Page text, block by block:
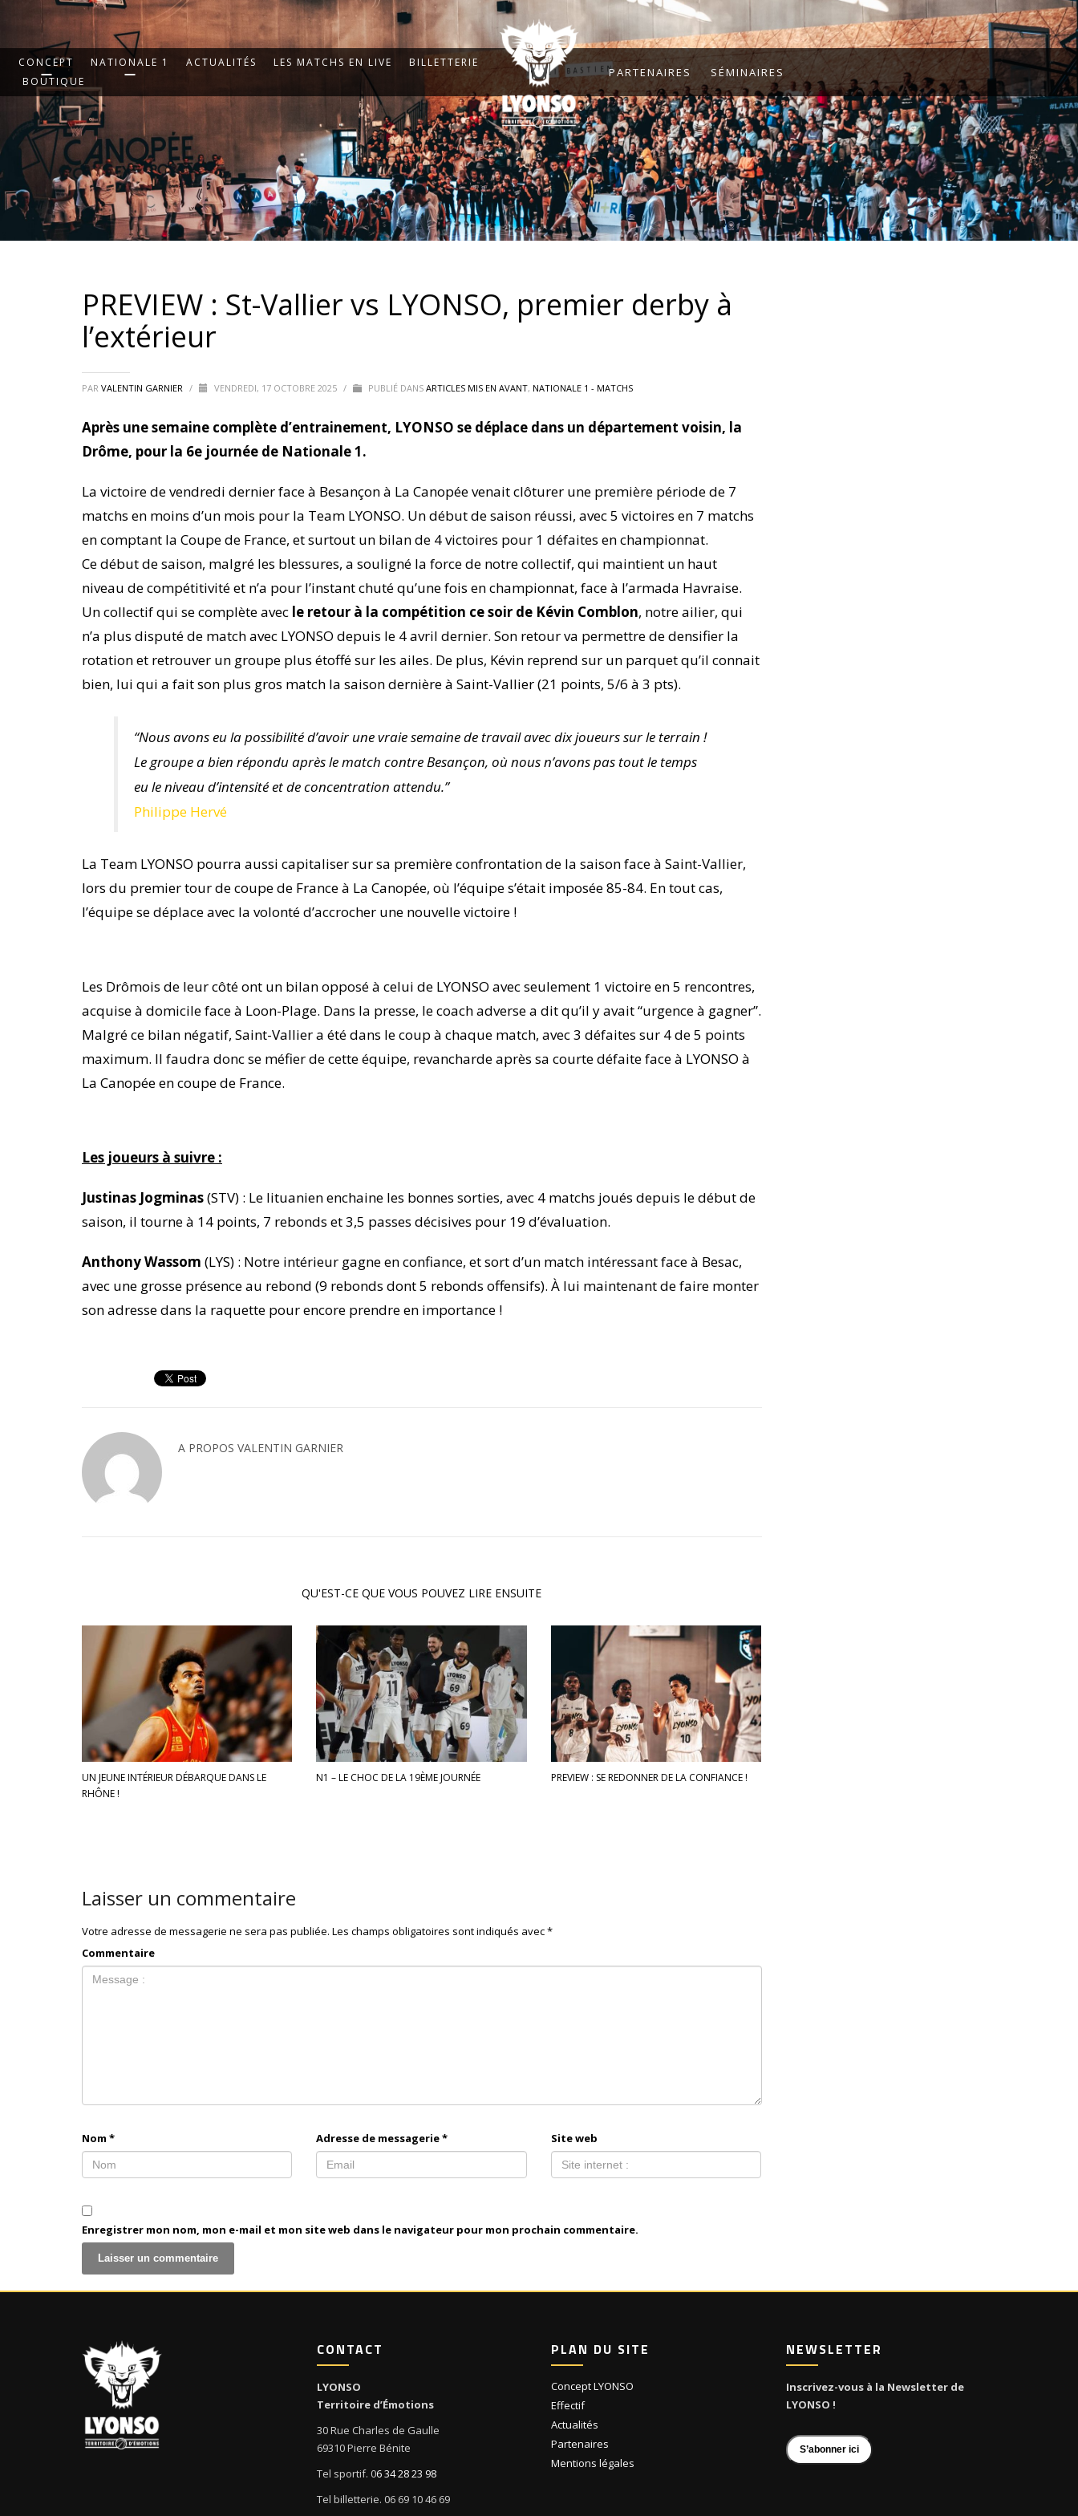
PARTENAIRES SÉMINAIRES
CONCEPT NATIONALE 1 ACTUALITÉS LES MATCHS EN LIVE
BILLETTERIE
BOUTIQUE
PREVIEW : St-Vallier vs LYONSO, premier derby à
l’extérieur
PAR VALENTIN GARNIER / VENDREDI, 17 OCTOBRE 2025 / PUBLIÉ DANS ARTICLES MIS EN AVANT, NATIONALE 1 - MATCHS
Après une semaine complète d’entrainement, LYONSO se déplace dans un département voisin, la
Drôme, pour la 6e journée de Nationale 1.
La victoire de vendredi dernier face à Besançon à La Canopée venait clôturer une première période de 7
matchs en moins d’un mois pour la Team LYONSO. Un début de saison réussi, avec 5 victoires en 7 matchs
en comptant la Coupe de France, et surtout un bilan de 4 victoires pour 1 défaites en championnat.
Ce début de saison, malgré les blessures, a souligné la force de notre collectif, qui maintient un haut
niveau de compétitivité et n’a pour l’instant chuté qu’une fois en championnat, face à l’armada Havraise.
Un collectif qui se complète avec le retour à la compétition ce soir de Kévin Comblon, notre ailier, qui
n’a plus disputé de match avec LYONSO depuis le 4 avril dernier. Son retour va permettre de densifier la
rotation et retrouver un groupe plus étoffé sur les ailes. De plus, Kévin reprend sur un parquet qu’il connait
bien, lui qui a fait son plus gros match la saison dernière à Saint-Vallier (21 points, 5/6 à 3 pts).
“Nous avons eu la possibilité d’avoir une vraie semaine de travail avec dix joueurs sur le terrain !
Le groupe a bien répondu après le match contre Besançon, où nous n’avons pas tout le temps
eu le niveau d’intensité et de concentration attendu.”
Philippe Hervé
La Team LYONSO pourra aussi capitaliser sur sa première confrontation de la saison face à Saint-Vallier,
lors du premier tour de coupe de France à La Canopée, où l’équipe s’était imposée 85-84. En tout cas,
l’équipe se déplace avec la volonté d’accrocher une nouvelle victoire !
Les Drômois de leur côté ont un bilan opposé à celui de LYONSO avec seulement 1 victoire en 5 rencontres,
acquise à domicile face à Loon-Plage. Dans la presse, le coach adverse a dit qu’il y avait “urgence à gagner”.
Malgré ce bilan négatif, Saint-Vallier a été dans le coup à chaque match, avec 3 défaites sur 4 de 5 points
maximum. Il faudra donc se méfier de cette équipe, revancharde après sa courte défaite face à LYONSO à
La Canopée en coupe de France.
Les joueurs à suivre :
Justinas Jogminas(STV) : Le lituanien enchaine les bonnes sorties, avec 4 matchs joués depuis le début de
saison, il tourne à 14 points, 7 rebonds et 3,5 passes décisives pour 19 d’évaluation.
Anthony Wassom (LYS) : Notre intérieur gagne en confiance, et sort d’un match intéressant face à Besac,
avec une grosse présence au rebond (9 rebonds dont 5 rebonds offensifs). À lui maintenant de faire monter
son adresse dans la raquette pour encore prendre en importance !
A PROPOS VALENTIN GARNIER
QU'EST-CE QUE VOUS POUVEZ LIRE ENSUITE
UN JEUNE INTÉRIEUR DÉBARQUE DANS LE
RHÔNE !
N1 – LE CHOC DE LA 19ÈME JOURNÉE PREVIEW : SE REDONNER DE LA CONFIANCE !
Laisser un commentaire
Votre adresse de messagerie ne sera pas publiée. Les champs obligatoires sont indiqués avec*
Commentaire
Nom * Adresse de messagerie* Site web
Enregistrer mon nom, mon e-mail et mon site web dans le navigateur pour mon prochain commentaire.
CONTACT
LYONSO
Territoire d’Émotions
30 Rue Charles de Gaulle
69310 Pierre Bénite
Tel sportif. 06 34 28 23 98
Tel billetterie. 06 69 10 46 69
PLAN DU SITE
Concept LYONSO
Effectif
Actualités
Partenaires
Mentions légales
NEWSLETTER
Inscrivez-vous à la Newsletter de
LYONSO !
S’abonner ici